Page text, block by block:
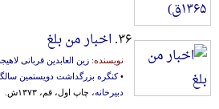
۳۶. اخبار من بلغ
نویسنده: زین العابدین قربانی
•کنگره بزرگداشت دویستمین
دبیرخانه، چاپ اول، قم، ۱۳۷۳ش.